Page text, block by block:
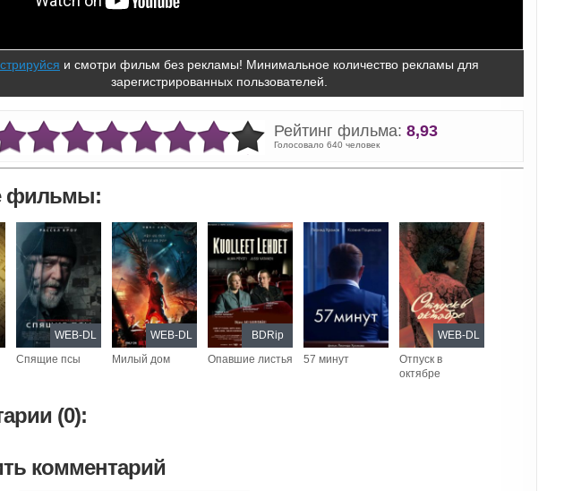
и смотри фильм без рекламы! Минимальное количество рекламы для
зарегистрированных пользователей.
Рейтинг фильма: 8,93
Голосовало 640 человек
фильмы:
Спящие псы
WEB-DL
Милый дом
WEB-DL
Опавшие листья
BDRip
57 минут
Отпуск в
октябре
WEB-DL
(0):
комментарий